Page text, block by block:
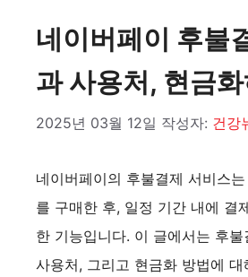
네이버페이 후불
과 사용처, 현금
2025년 03월 12일 작성자: 건강
네이버페이의 후불결제 서비스
를 구매한 후, 일정 기간 내에 결
한 기능입니다. 이 글에서는 후
사용처, 그리고 현금화 방법에 대